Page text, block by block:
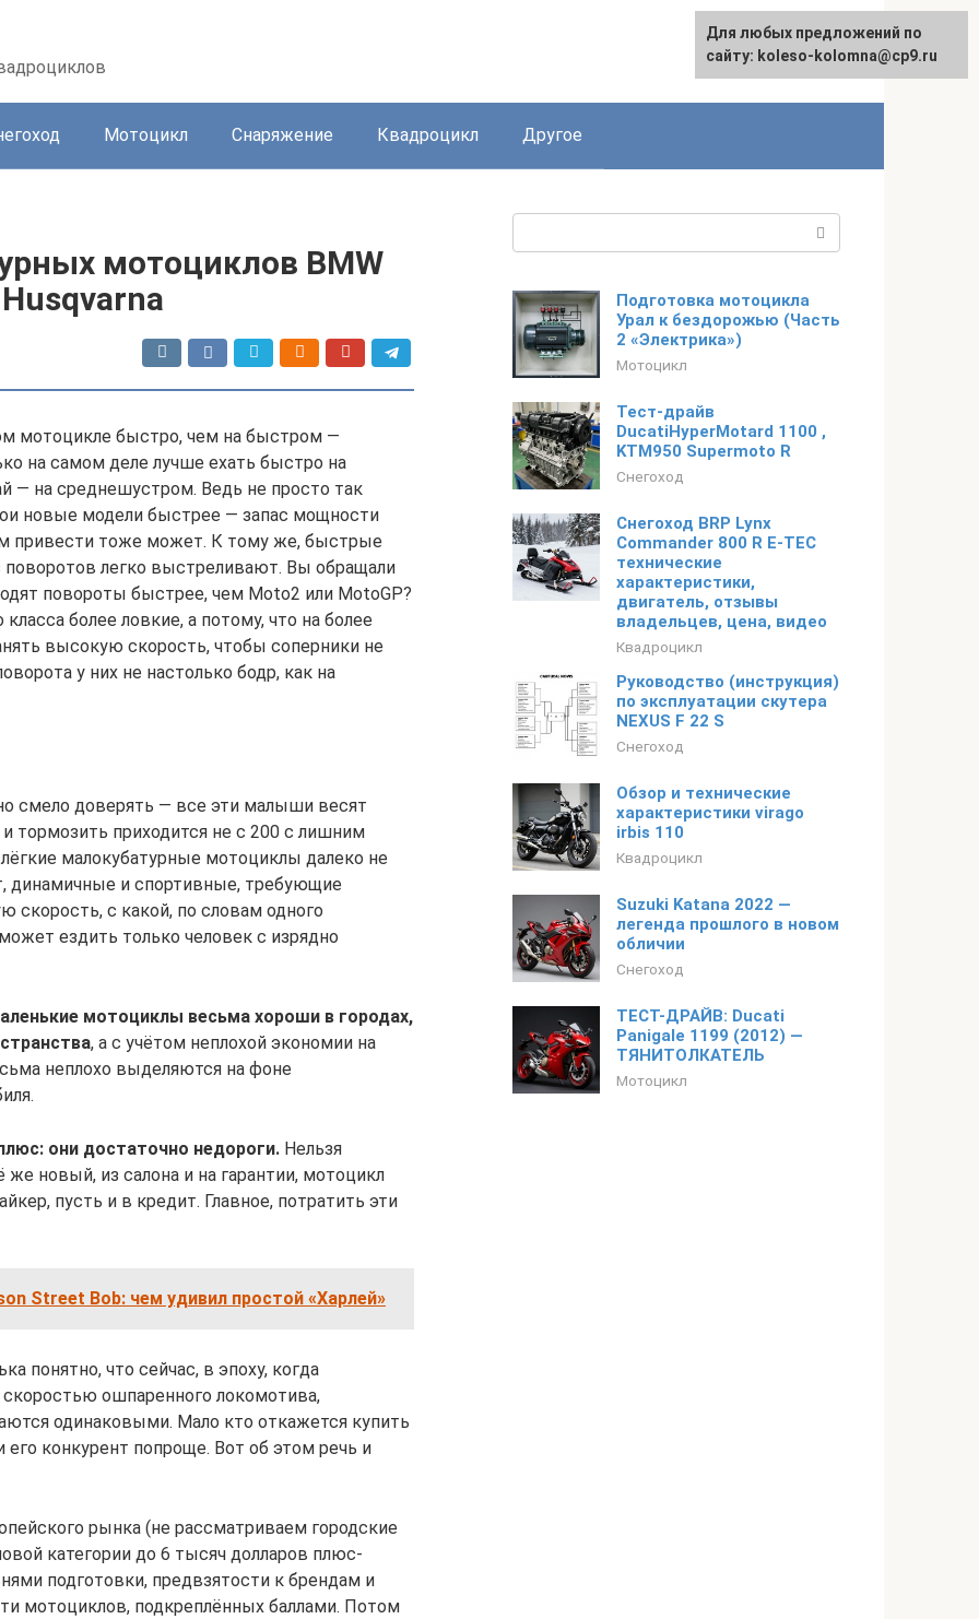
Мотоцикл Снаряжение Квадроцикл Другое
мотоциклов BMW
мотоцикле быстро, чем на быстром —
на самом деле лучше ехать быстро на
— на среднешустром. Ведь не просто так
новые модели быстрее — запас мощности
привести тоже может. К тому же, быстрые
легко выстреливают. Вы обращали
повороты быстрее, чем Moto2 или MotoGP?
более ловкие, а потому, что на более
высокую скорость, чтобы соперники не
у них не настолько бодр, как на
смело доверять — все эти малыши весят
тормозить приходится не с 200 с лишним
малокубатурные мотоциклы далеко не
динамичные и спортивные, требующие
скорость, с какой, по словам одного
ездить только человек с изрядно
мотоциклы весьма хороши в городах,
, а с учётом неплохой экономии на
неплохо выделяются на фоне
они достаточно недороги. Нельзя
же новый, из салона и на гарантии, мотоцикл
пусть и в кредит. Главное, потратить эти
Street Bob: чем удивил простой «Харлей»
понятно, что сейчас, в эпоху, когда
скоростью ошпаренного локомотива,
одинаковыми. Мало кто откажется купить
конкурент попроще. Вот об этом речь и
рынка (не рассматриваем городские
категории до 6 тысяч долларов плюс-
подготовки, предвзятости к брендам и
мотоциклов, подкреплённых баллами. Потом
Подготовка мотоцикла
Урал к бездорожью (Часть
2 «Электрика»)
Мотоцикл
Тест-драйв
DucatiHyperMotard 1100 ,
KTM950 Supermoto R
Снегоход
Снегоход BRP Lynx
Commander 800 R E-TEC
технические
характеристики,
двигатель, отзывы
владельцев, цена, видео
Квадроцикл
Руководство (инструкция)
по эксплуатации скутера
NEXUS F 22 S
Снегоход
Обзор и технические
характеристики virago
irbis 110
Квадроцикл
Suzuki Katana 2022 —
легенда прошлого в новом
обличии
Снегоход
ТЕСТ-ДРАЙВ: Ducati
Panigale 1199 (2012) —
ТЯНИТОЛКАТЕЛЬ
Мотоцикл
Для любых предложений по
сайту: koleso-kolomna@cp9.ru